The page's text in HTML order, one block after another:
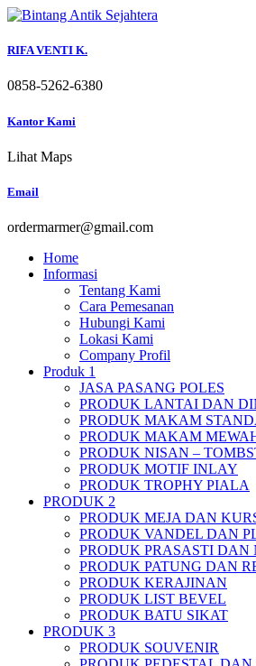
Skip
content
RIFA VENTI K.
0858-5262-6380
Kantor Kami
Lihat Maps
Email
ordermarmer@gmail.com
Home
Informasi
Tentang Kami
Cara Pemesanan
Hubungi Kami
Lokasi Kami
Company Profil
Produk 1
JASA PASANG POLES
PRODUK LANTAI DAN
PRODUK MAKAM
PRODUK MAKAM
PRODUK NISAN –
PRODUK MOTIF INLAY
PRODUK TROPHY PIALA
PRODUK 2
PRODUK MEJA DAN
PRODUK VANDEL DAN
PRODUK PRASASTI DAN
PRODUK PATUNG DAN
PRODUK KERAJINAN
PRODUK LIST BEVEL
PRODUK BATU SIKAT
PRODUK 3
PRODUK SOUVENIR